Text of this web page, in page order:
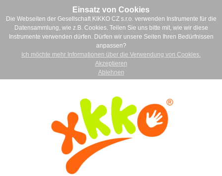
Einsatz von Cookies
Die Webseiten der Gesellschaft KIKKO CZ s.r.o. verwenden Instrumente für die
Datensammlung, wie z.B. Cookies. Teilen Sie uns bitte mit, wie wir diese
Instrumente verwenden dürfen. Dürfen wir unsere Seiten Ihren Bedürfnissen
anpassen?
Ich möchte mehr Informationen über die Verwendung von Cookies.
Akzeptieren
Ablehnen